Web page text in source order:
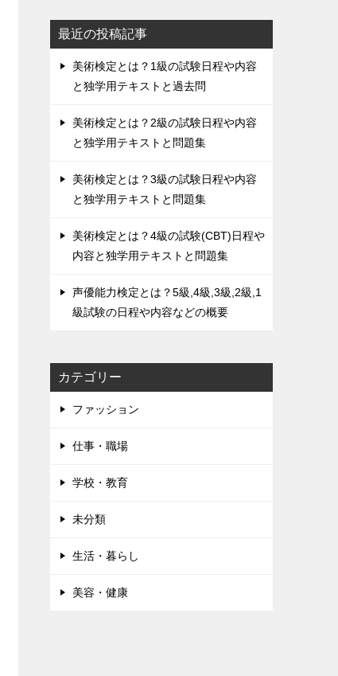
最近の投稿記事
美術検定とは？1級の試験日程や内容
と独学用テキストと過去問
美術検定とは？2級の試験日程や内容
と独学用テキストと問題集
美術検定とは？3級の試験日程や内容
と独学用テキストと問題集
美術検定とは？4級の試験(CBT)日程や
内容と独学用テキストと問題集
声優能力検定とは？5級,4級,3級,2級,1
級試験の日程や内容などの概要
カテゴリー
ファッション
仕事・職場
学校・教育
未分類
生活・暮らし
美容・健康